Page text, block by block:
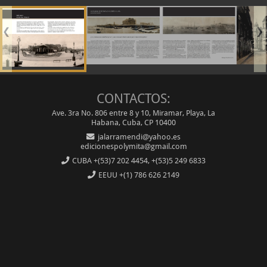
❮ ❯
CONTACTOS:
Ave. 3ra No. 806 entre 8 y 10, Miramar, Playa, La
Habana, Cuba, CP 10400
jalarramendi@yahoo.es
edicionespolymita@gmail.com
CUBA+(53)7 202 4454, +(53)5 249 6833
EEUU+(1) 786 626 2149